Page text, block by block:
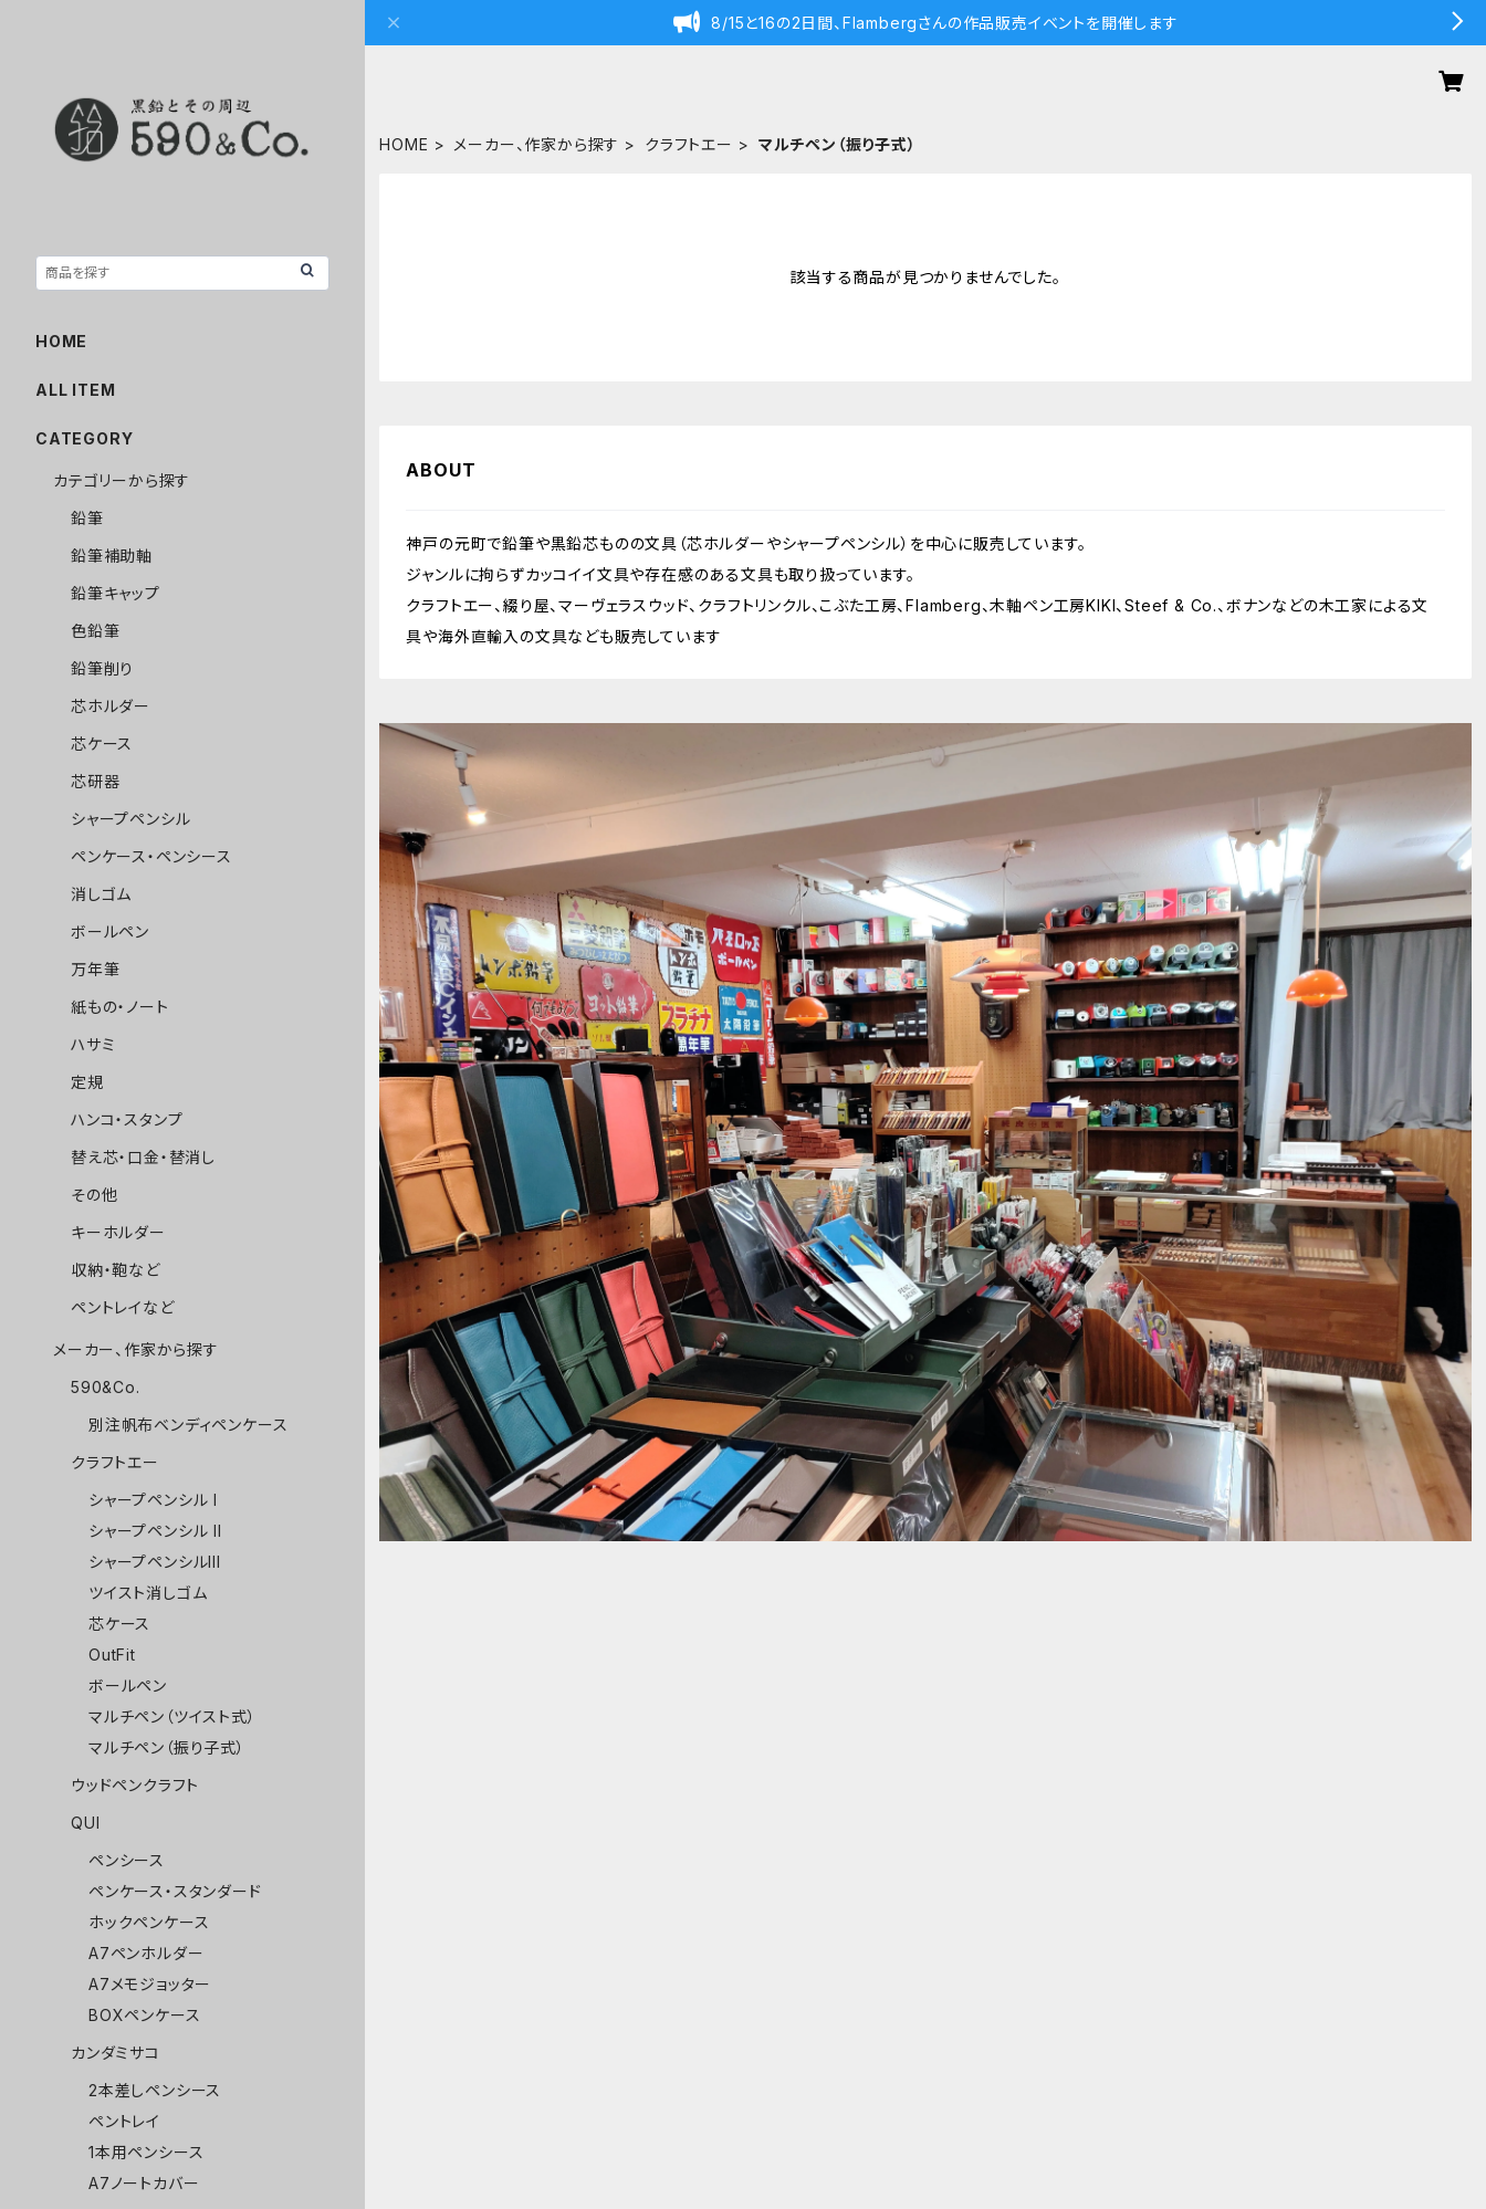
8/15と16の2日間、Flambergさんの作品販売イベントを開催します
HOME メーカー、作家から探す クラフトエー マルチペン（振り子式）
該当する商品が見つかりませんでした。
ABOUT
神戸の元町で鉛筆や黒鉛芯ものの文具（芯ホルダーやシャープペンシル）を中心に販売しています。
ジャンルに拘らずカッコイイ文具や存在感のある文具も取り扱っています。
クラフトエー、綴り屋、マーヴェラスウッド、クラフトリンクル、こぶた工房、Flamberg、木軸ペン工房KIKI、Steef & Co.、ボナンなどの木工家による文
具や海外直輸入の文具なども販売しています
HOME
ALL ITEM
CATEGORY
カテゴリーから探す
鉛筆
鉛筆補助軸
鉛筆キャップ
色鉛筆
鉛筆削り
芯ホルダー
芯ケース
芯研器
シャープペンシル
ペンケース・ペンシース
消しゴム
ボールペン
万年筆
紙もの・ノート
ハサミ
定規
ハンコ・スタンプ
替え芯・口金・替消し
その他
キーホルダー
収納・鞄など
ペントレイなど
メーカー、作家から探す
590&Co.
別注帆布ベンディペンケース
クラフトエー
シャープペンシル I
シャープペンシル II
シャープペンシルIII
ツイスト消しゴム
芯ケース
OutFit
ボールペン
マルチペン（ツイスト式）
マルチペン（振り子式）
ウッドペンクラフト
QUI
ペンシース
ペンケース・スタンダード
ホックペンケース
A7ペンホルダー
A7メモジョッター
BOXペンケース
カンダミサコ
2本差しペンシース
ペントレイ
1本用ペンシース
A7ノートカバー